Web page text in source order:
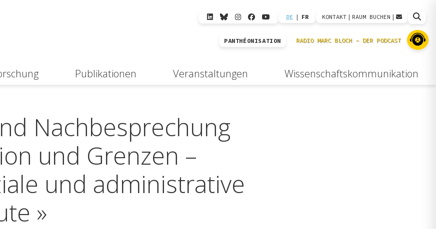
DE | FR KONTAKT | RAUM BUCHEN |
PANTHÉONISATION
Publikationen Veranstaltungen Wissenschaftskommunikation
Nachbesprechung
und Grenzen –
und administrative
»